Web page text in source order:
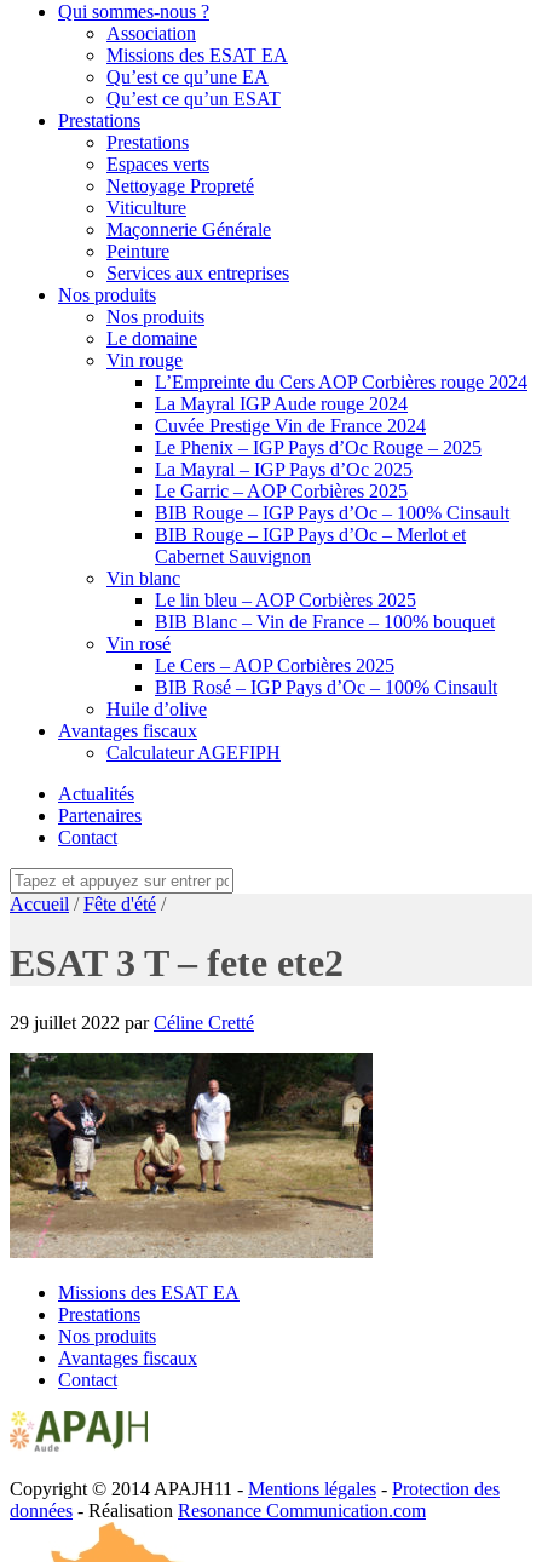
Qui sommes-nous ?
Association
Missions des ESAT EA
Qu’est ce qu’une EA
Qu’est ce qu’un ESAT
Prestations
Prestations
Espaces verts
Nettoyage Propreté
Viticulture
Maçonnerie Générale
Peinture
Services aux entreprises
Nos produits
Nos produits
Le domaine
Vin rouge
L’Empreinte du Cers AOP Corbières rouge 2024
La Mayral IGP Aude rouge 2024
Cuvée Prestige Vin de France 2024
Le Phenix – IGP Pays d’Oc Rouge – 2025
La Mayral – IGP Pays d’Oc 2025
Le Garric – AOP Corbières 2025
BIB Rouge – IGP Pays d’Oc – 100% Cinsault
BIB Rouge – IGP Pays d’Oc – Merlot et
Cabernet Sauvignon
Vin blanc
Le lin bleu – AOP Corbières 2025
BIB Blanc – Vin de France – 100% bouquet
Vin rosé
Le Cers – AOP Corbières 2025
BIB Rosé – IGP Pays d’Oc – 100% Cinsault
Huile d’olive
Avantages fiscaux
Calculateur AGEFIPH
Actualités
Partenaires
Contact
Accueil /Fête d'été /
ESAT 3 T – fete ete2
29 juillet 2022 parCéline Cretté
Missions des ESAT EA
Prestations
Nos produits
Avantages fiscaux
Contact
Copyright © 2014 APAJH11 - Mentions légales - Protection des
données - Réalisation Resonance Communication.com